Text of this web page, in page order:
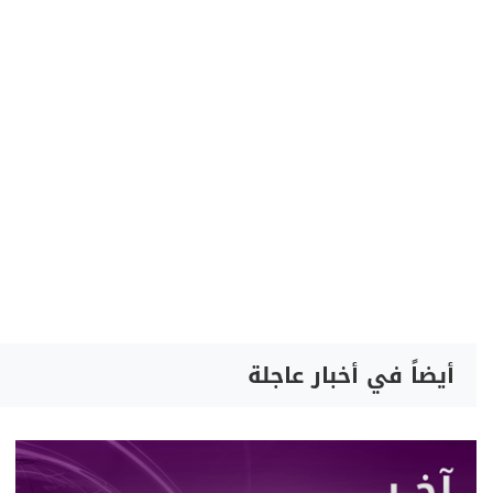
أيضاً في أخبار عاجلة